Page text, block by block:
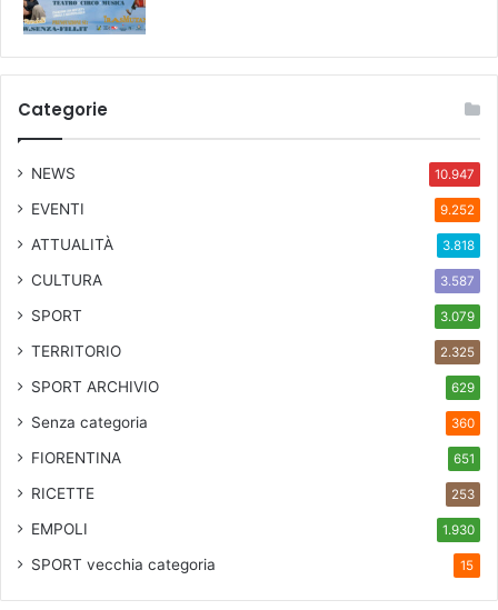
Categorie
NEWS 10.947
EVENTI 9.252
ATTUALITÀ 3.818
CULTURA 3.587
SPORT 3.079
TERRITORIO 2.325
SPORT ARCHIVIO 629
Senza categoria 360
FIORENTINA 651
RICETTE 253
EMPOLI 1.930
SPORT vecchia categoria 15